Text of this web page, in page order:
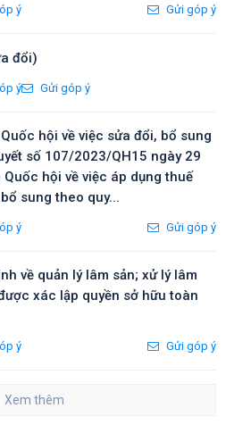
ý Gửi góp ý
đổi)
ý Gửi góp ý
hội về việc sửa đổi, bổ sung
số 107/2023/QH15 ngày 29
hội về việc áp dụng thuế
sung theo quy...
ý Gửi góp ý
về quản lý lâm sản; xử lý lâm
xác lập quyền sở hữu toàn
ý Gửi góp ý
Xem thêm